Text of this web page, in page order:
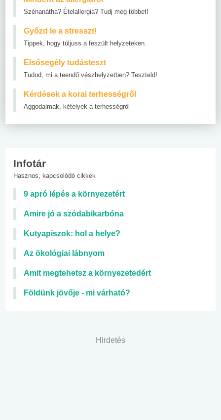
Szénanátha? Ételallergia? Tudj meg többet!
Győzd le a stresszt!
Tippek, hogy túljuss a feszült helyzeteken.
Elsősegély tudásteszt
Tudod, mi a teendő vészhelyzetben? Teszteld!
Kérdések a korai terhességről
Aggodalmak, kételyek a terhességről
Infotár
Hasznos, kapcsolódó cikkek
9 apró lépés a környezetért
Amire jó a szódabikarbóna
Kutyapiszok: hol a helye?
Az ökológiai lábnyom
Amit megtehetsz a környezetedért
Földünk jövője - mi várható?
Hirdetés